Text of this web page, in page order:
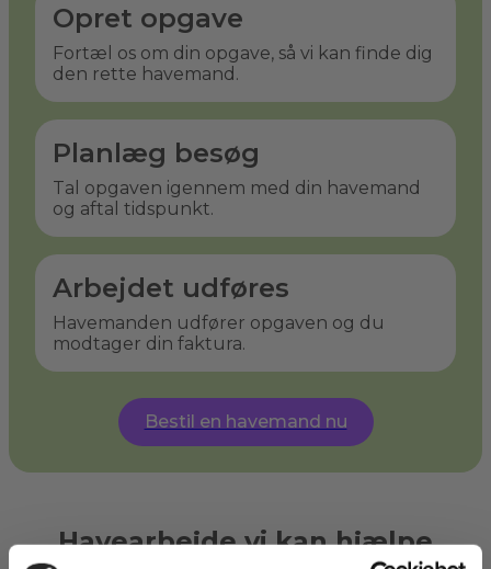
Opret opgave
Fortæl os om din opgave, så vi kan finde dig
den rette havemand.
Planlæg besøg
Tal opgaven igennem med din havemand
og aftal tidspunkt.
Arbejdet udføres
Havemanden udfører opgaven og du
modtager din faktura.
Bestil en havemand nu
Havearbejde vi kan hjælpe